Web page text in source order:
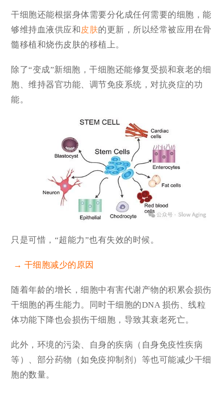
干细胞还能根据身体需要分化成任何需要的细胞，能
够维持血液供应和皮肤的更新，所以经常被应用在骨
髓移植和烧伤皮肤的移植上。
除了“变成”新细胞，干细胞还能修复受损和衰老的细
胞、维持器官功能、调节免疫系统，对抗炎症的功
能。
只是可惜，“超能力”也有失效的时候。
→ 干细胞减少的原因
随着年龄的增长，细胞中有害代谢产物的积累会损伤
干细胞的再生能力。同时干细胞的DNA 损伤、线粒
体功能下降也会损伤干细胞，导致其衰老死亡。
此外，环境的污染、自身的疾病（自身免疫性疾病
等）、部分药物（如免疫抑制剂）等也可能减少干细
胞的数量。